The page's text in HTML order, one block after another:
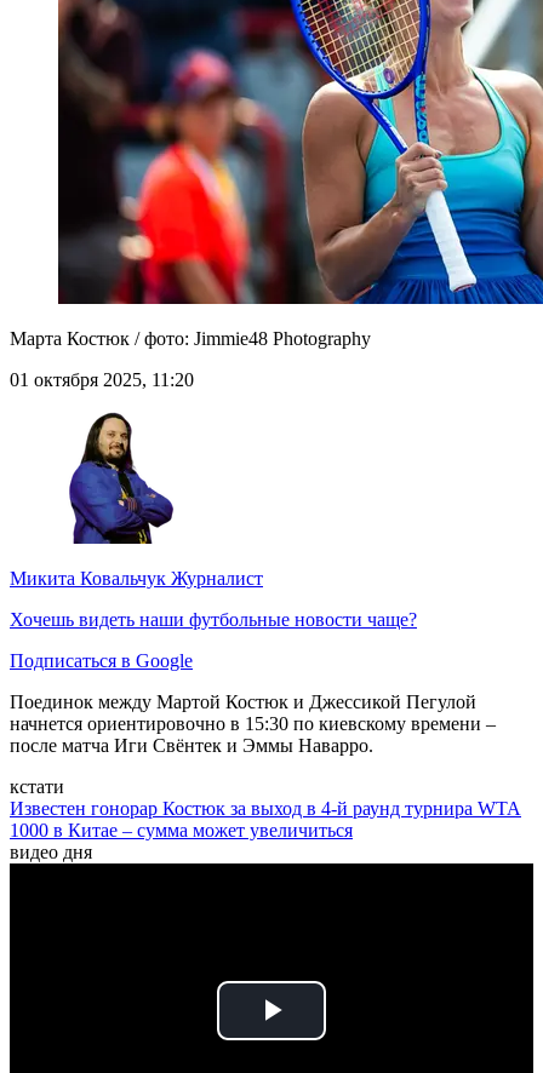
Марта Костюк / фото: Jimmie48 Photography
01 октября 2025, 11:20
Микита Ковальчук Журналист
Хочешь видеть наши футбольные новости чаще?
Подписаться в Google
Поединок между Мартой Костюк и Джессикой Пегулой
начнется ориентировочно в 15:30 по киевскому времени –
после матча Иги Свёнтек и Эммы Наварро.
кстати
Известен гонорар Костюк за выход в 4-й раунд турнира WTA
1000 в Китае – сумма может увеличиться
видео дня
Play